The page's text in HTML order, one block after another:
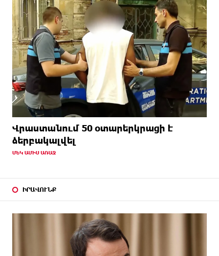
Վրաստանում 50 օտարերկրացի է
ձերբակալվել
ՄԵԿ ԱՄԻՍ ԱՌԱՋ
ԻՐԱՎՈՒՆՔ